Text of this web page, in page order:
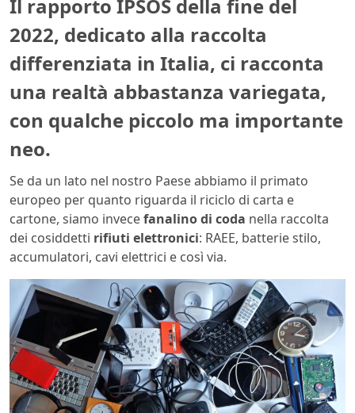
Il rapporto IPSOS della fine del
2022, dedicato alla raccolta
differenziata in Italia, ci racconta
una realtà abbastanza variegata,
con qualche piccolo ma importante
neo.
Se da un lato nel nostro Paese abbiamo il primato
europeo per quanto riguarda il riciclo di carta e
cartone, siamo invecefanalino di coda nella raccolta
dei cosiddetti rifiuti elettronici: RAEE, batterie stilo,
accumulatori, cavi elettrici e così via.